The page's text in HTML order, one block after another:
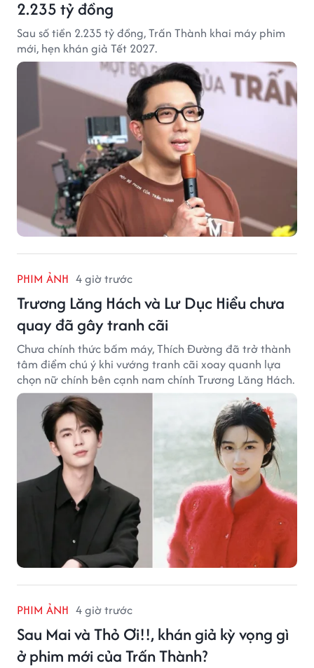
2.235 tỷ đồng
Sau số tiền 2.235 tỷ đồng, Trấn Thành khai máy phim
mới, hẹn khán giả Tết 2027.
PHIM ẢNH 4 giờ trước
Trương Lăng Hách và Lư Dục Hiểu chưa
quay đã gây tranh cãi
Chưa chính thức bấm máy, Thích Đường đã trở thành
tâm điểm chú ý khi vướng tranh cãi xoay quanh lựa
chọn nữ chính bên cạnh nam chính Trương Lăng Hách.
PHIM ẢNH 4 giờ trước
Sau Mai và Thỏ Ơi!!, khán giả kỳ vọng gì
ở phim mới của Trấn Thành?